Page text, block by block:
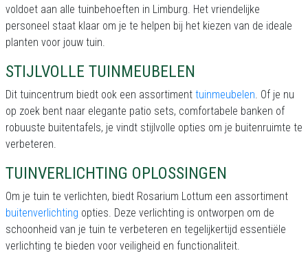
voldoet aan alle tuinbehoeften in Limburg. Het vriendelijke
personeel staat klaar om je te helpen bij het kiezen van de ideale
planten voor jouw tuin.
STIJLVOLLE TUINMEUBELEN
Dit tuincentrum biedt ook een assortiment tuinmeubelen. Of je nu
op zoek bent naar elegante patio sets, comfortabele banken of
robuuste buitentafels, je vindt stijlvolle opties om je buitenruimte te
verbeteren.
TUINVERLICHTING OPLOSSINGEN
Om je tuin te verlichten, biedt Rosarium Lottum een assortiment
buitenverlichting opties. Deze verlichting is ontworpen om de
schoonheid van je tuin te verbeteren en tegelijkertijd essentiële
verlichting te bieden voor veiligheid en functionaliteit.